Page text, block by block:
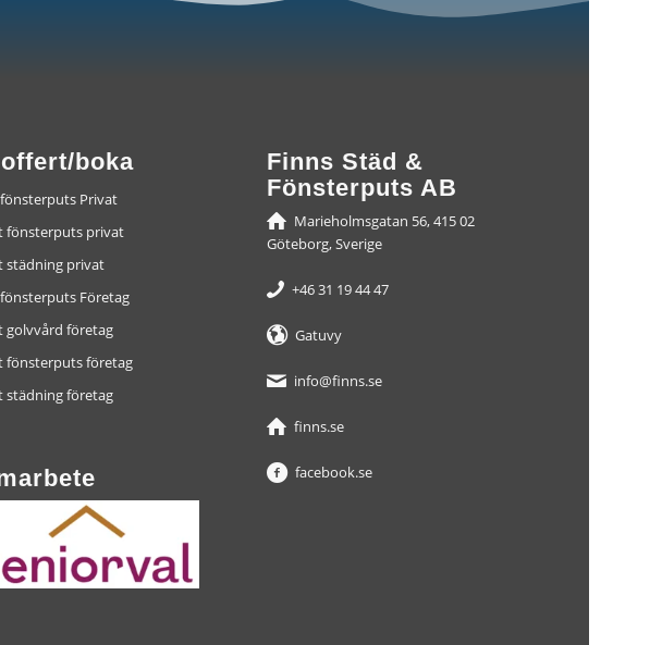
boka
Privat
fönsterputs privat
städning privat
Företag
golvvård företag
fönsterputs företag
städning företag
Finns Städ &
Fönsterputs AB
Marieholmsgatan 56, 415 02
Göteborg, Sverige
+46 31 19 44 47
Gatuvy
info@finns.se
finns.se
facebook.se